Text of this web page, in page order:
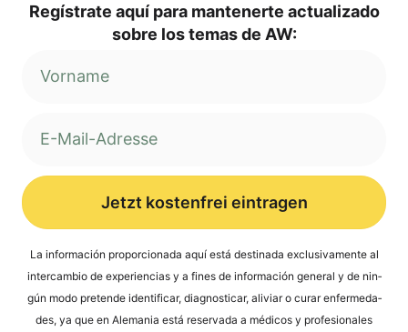
Regí­s­tra­te aquí para man­ten­er­te actua­liz­ado
sob­re los temas de AW:
Jetzt kostenfrei eintragen
La infor­mación pro­por­cio­na­da aquí está desti­na­da exclu­si­v­a­men­te al
inter­cam­bio de expe­ri­en­ci­as y a fines de infor­mación gene­ral y de nin­
gún modo pre­ten­de iden­ti­fi­car, dia­gno­sti­car, ali­vi­ar o curar enfer­me­da­
des, ya que en Ale­ma­nia está reser­va­da a méd­icos y pro­fe­sio­na­les